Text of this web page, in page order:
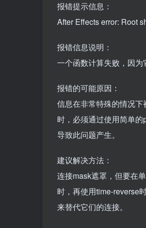
报错提示信息：
After Effects error: Root
报错信息说明：
一个函数计算失败，因为
报错的可能原因：
信息在非常特殊的情况
时，必须通过使用简单
导致此问题产生。
建议解决方法：
连接mask遮罩，但要在
时，再使用time-reverse
来替代它们的连接。